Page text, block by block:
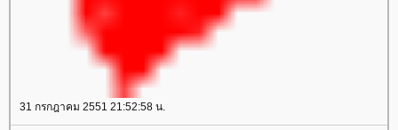
31 กรกฎาคม 2551 21:52:58 น.